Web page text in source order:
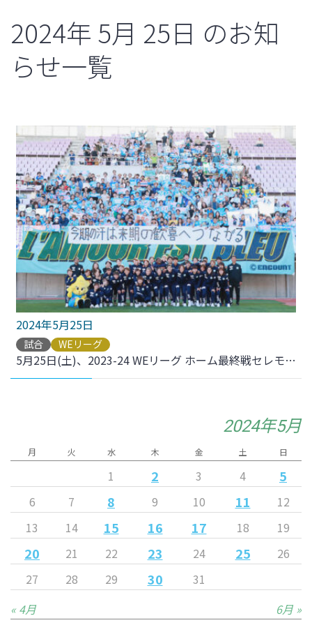
2024年 5月 25日 のお知
らせ一覧
2024年5月25日
試合 WEリーグ
5月25日(土)、2023-24 WEリーグ ホーム最終戦セレモニーを開催しました。
2024年5月
月 火 水 木 金 土 日
1 2 3 4 5
6 7 8 9 10 11
12
13
14 15 16 17 18 19
20 21 22 23 24 25
26
27
28 29 30
31
« 4月
6月 »